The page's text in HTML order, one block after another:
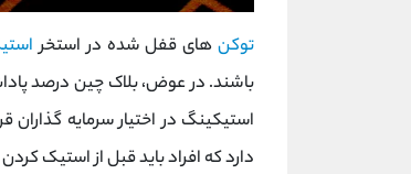
توکنهای قفل شده در استخر
باشند. در عوض، بلاک چین درصد
استیکینگ در اختیار سرمایه
دارد که افراد باید قبل از استیک